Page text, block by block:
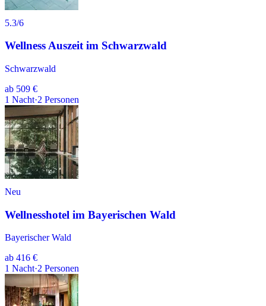
5.3/6
Wellness Auszeit im Schwarzwald
Schwarzwald
ab 509 €
1 Nacht·2 Personen
Neu
Wellnesshotel im Bayerischen Wald
Bayerischer Wald
ab 416 €
1 Nacht·2 Personen